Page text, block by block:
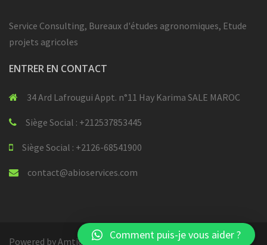
Service Consulting, Bureaux d'études agronomiques, Etude
projets agricoles
ENTRER EN CONTACT
34 Ard Lafrougui Appt. n°11 Hay Karima SALE MAROC
Siège Social : +212537853445
Siège Social : +2126-68541900
contact@abioservices.com
Powered by Amtic Copyright © 2024 Abio Services
Comment puis-je vous aider ?